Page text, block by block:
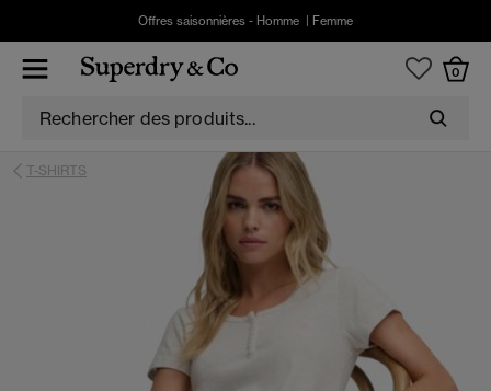
Offres saisonnières - Homme Femme
0
T-SHIRTS